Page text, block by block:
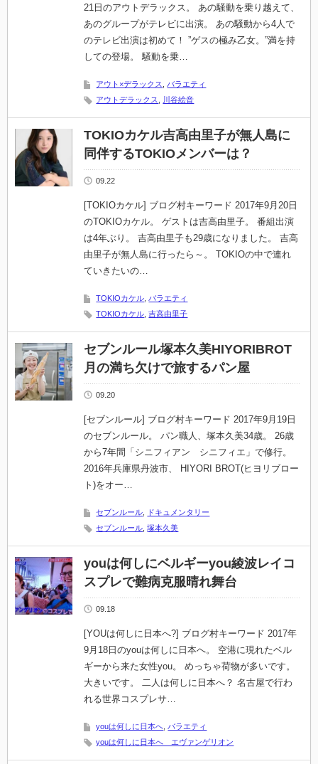
21日のアウトデラックス。 あの騒動を乗り越えて、
あのグループがテレビに出演。 あの騒動から4人で
のテレビ出演は初めて！ ”ゲスの極み乙女。”満を持
しての登場。 騒動を乗…
アウト×デラックス
バラエティ
アウトデラックス
川谷絵音
TOKIOカケル吉高由里子が無人島に
同伴するTOKIOメンバーは？
09.22
[TOKIOカケル] ブログ村キーワード 2017年9月20日
のTOKIOカケル。 ゲストは吉高由里子。 番組出演
は4年ぶり。 吉高由里子も29歳になりました。 吉高
由里子が無人島に行ったら～。 TOKIOの中で連れ
ていきたいの…
TOKIOカケル バラエティ
TOKIOカケル ,吉高由里子
セブンルール塚本久美HIYORIBROT
月の満ち欠けで旅するパン屋
09.20
[セブンルール] ブログ村キーワード 2017年9月19日
のセブンルール。 パン職人、塚本久美34歳。 26歳
から7年間「シニフィアン シニフィエ」で修行。
2016年兵庫県丹波市、 HIYORI BROT(ヒヨリブロー
ト)をオー…
セブンルール
ドキュメンタリー
セブンルール ,塚本久美
youは何しにベルギーyou綾波レイコ
スプレで難病克服晴れ舞台
09.18
[YOUは何しに日本へ?] ブログ村キーワード 2017年
9月18日のyouは何しに日本へ。 空港に現れたベル
ギーから来た女性you。 めっちゃ荷物が多いです。
大きいです。 二人は何しに日本へ？ 名古屋で行わ
れる世界コスプレサ…
youは何しに日本へ バラエティ
youは何しに日本へ エヴァンゲリオン